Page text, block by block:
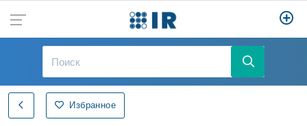
Избранное